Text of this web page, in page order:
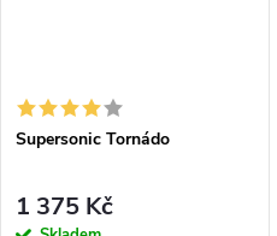
Supersonic Tornádo
1 375 Kč